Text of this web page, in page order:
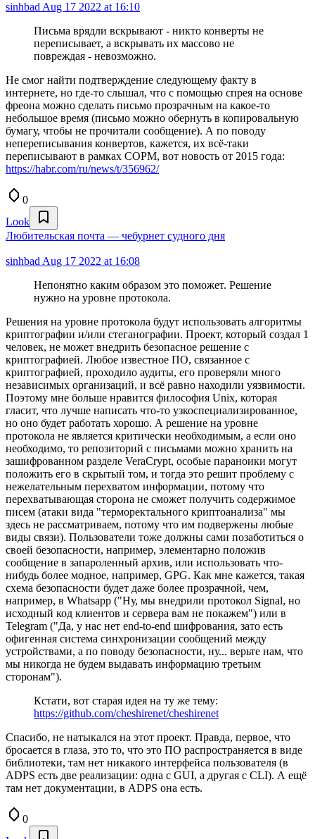
sinhbad Aug 17 2022 at 16:10
Письма врядли вскрывают - никто конверты не
переписывает, а вскрывать их массово не
повреждая - невозможно.
Не смог найти подтверждение следующему факту в
интернете, но где-то слышал, что с помощью спрея на основе
фреона можно сделать письмо прозрачным на какое-то
небольшое время (письмо можно обернуть в копировальную
бумагу, чтобы не прочитали сообщение). А по поводу
непереписывания конвертов, кажется, их всё-таки
переписывают в рамках СОРМ, вот новость от 2015 года:
https://habr.com/ru/news/t/356962/
0
Look
Любительская почта — чебурнет судного дня
sinhbad Aug 17 2022 at 16:08
Непонятно каким образом это поможет. Решение
нужно на уровне протокола.
Решения на уровне протокола будут использовать алгоритмы
криптографии и/или стеганографии. Проект, который создал 1
человек, не может внедрить безопасное решение с
криптографией. Любое известное ПО, связанное с
криптографией, проходило аудиты, его проверяли много
независимых организаций, и всё равно находили уязвимости.
Поэтому мне больше нравится философия Unix, которая
гласит, что лучше написать что-то узкоспециализированное,
но оно будет работать хорошо. А решение на уровне
протокола не является критически необходимым, а если оно
необходимо, то репозиторий с письмами можно хранить на
зашифрованном разделе VeraCrypt, особые параноики могут
положить его в скрытый том, и тогда это решит проблему с
нежелательным перехватом информации, потому что
перехватывающая сторона не сможет получить содержимое
писем (атаки вида "терморектального криптоанализа" мы
здесь не рассматриваем, потому что им подвержены любые
виды связи). Пользователи тоже должны сами позаботиться о
своей безопасности, например, элементарно положив
сообщение в запароленный архив, или использовать что-
нибудь более модное, например, GPG. Как мне кажется, такая
схема безопасности будет даже более прозрачной, чем,
например, в Whatsapp ("Ну, мы внедрили протокол Signal, но
исходный код клиентов и сервера вам не покажем") или в
Telegram ("Да, у нас нет end-to-end шифрования, зато есть
офигенная система синхронизации сообщений между
устройствами, а по поводу безопасности, ну... верьте нам, что
мы никогда не будем выдавать информацию третьим
сторонам").
Кстати, вот старая идея на ту же тему:
https://github.com/cheshirenet/cheshirenet
Спасибо, не натыкался на этот проект. Правда, первое, что
бросается в глаза, это то, что это ПО распространяется в виде
библиотеки, там нет никакого интерфейса пользователя (в
ADPS есть две реализации: одна с GUI, а другая с CLI). А ещё
там нет документации, в ADPS она есть.
0